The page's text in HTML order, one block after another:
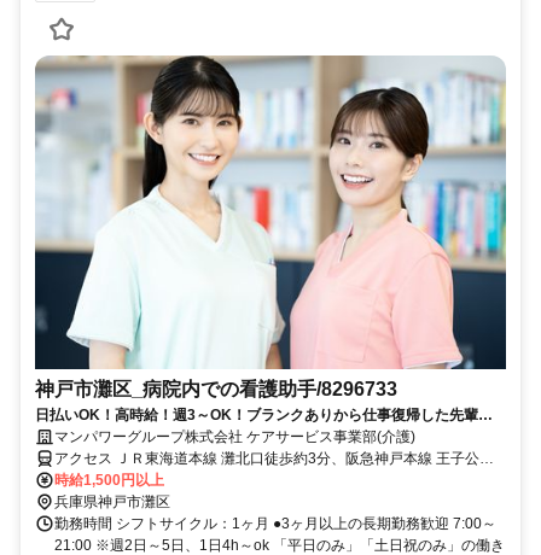
神戸市灘区_病院内での看護助手/8296733
日払いOK！高時給！週3～OK！ブランクありから仕事復帰した先輩や
ミドル世代も多数活躍中♪
マンパワーグループ株式会社 ケアサービス事業部(介護)
アクセス ＪＲ東海道本線 灘北口徒歩約3分、阪急神戸本線 王子公園
西口徒歩約5分、阪神本線/阪神なんば線 岩屋（阪神線）徒歩約7分
車・バイク通勤OK（派遣先による）
時給1,500円以上
兵庫県神戸市灘区
勤務時間 シフトサイクル：1ヶ月 ●3ヶ月以上の長期勤務歓迎 7:00～
21:00 ※週2日～5日、1日4h～ok 「平日のみ」「土日祝のみ」の働き